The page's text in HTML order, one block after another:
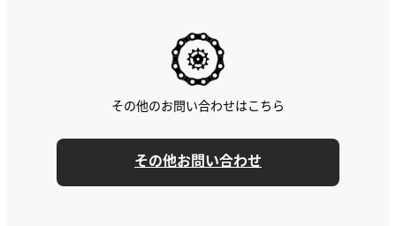
その他のお問い合わせはこちら
その他お問い合わせ